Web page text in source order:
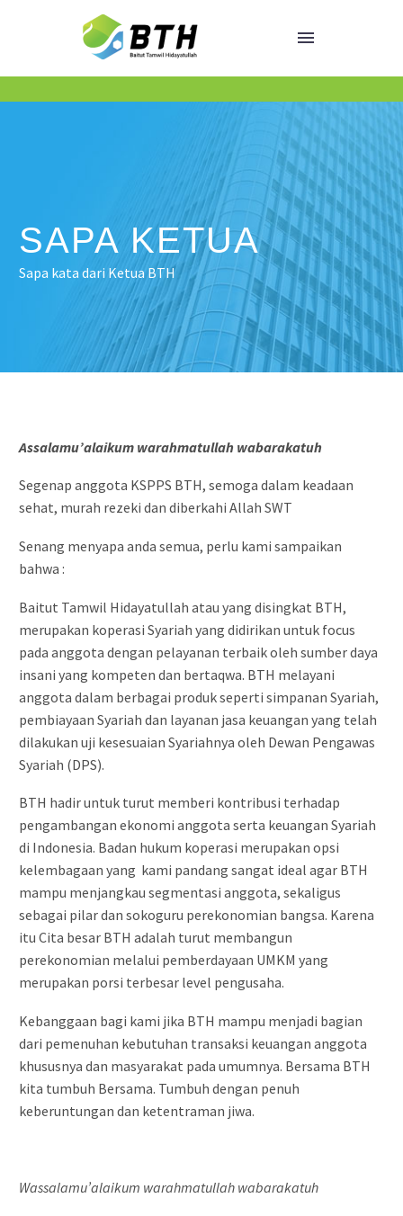
Sapa Ketua
SAPA KETUA
Sapa kata dari Ketua BTH
Assalamu’alaikum warahmatullah wabarakatuh
Segenap anggota KSPPS BTH, semoga dalam keadaan
sehat, murah rezeki dan diberkahi Allah SWT
Senang menyapa anda semua, perlu kami sampaikan
bahwa :
Baitut Tamwil Hidayatullah atau yang disingkat BTH,
merupakan koperasi Syariah yang didirikan untuk focus
pada anggota dengan pelayanan terbaik oleh sumber daya
insani yang kompeten dan bertaqwa. BTH melayani
anggota dalam berbagai produk seperti simpanan Syariah,
pembiayaan Syariah dan layanan jasa keuangan yang telah
dilakukan uji kesesuaian Syariahnya oleh Dewan Pengawas
Syariah (DPS).
BTH hadir untuk turut memberi kontribusi terhadap
pengambangan ekonomi anggota serta keuangan Syariah
di Indonesia. Badan hukum koperasi merupakan opsi
kelembagaan yang kami pandang sangat ideal agar BTH
mampu menjangkau segmentasi anggota, sekaligus
sebagai pilar dan sokoguru perekonomian bangsa. Karena
itu Cita besar BTH adalah turut membangun
perekonomian melalui pemberdayaan UMKM yang
merupakan porsi terbesar level pengusaha.
Kebanggaan bagi kami jika BTH mampu menjadi bagian
dari pemenuhan kebutuhan transaksi keuangan anggota
khususnya dan masyarakat pada umumnya. Bersama BTH
kita tumbuh Bersama. Tumbuh dengan penuh
keberuntungan dan ketentraman jiwa.
Wassalamu’alaikum warahmatullah wabarakatuh